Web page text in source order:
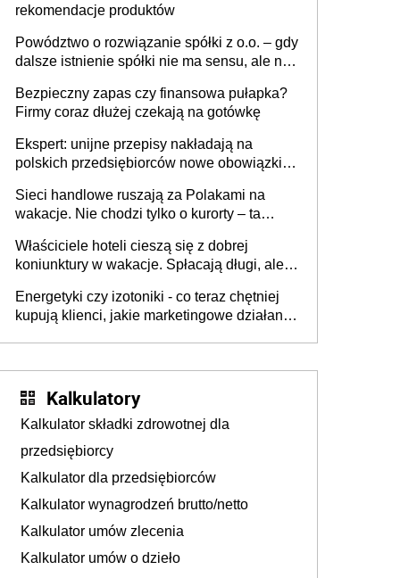
rekomendacje produktów
Powództwo o rozwiązanie spółki z o.o. – gdy
dalsze istnienie spółki nie ma sensu, ale nie
Bezpieczny zapas czy finansowa pułapka?
Firmy coraz dłużej czekają na gotówkę
Ekspert: unijne przepisy nakładają na
polskich przedsiębiorców nowe obowiązki w
Sieci handlowe ruszają za Polakami na
wakacje. Nie chodzi tylko o kurorty – ta
tam, gdzie wielu spędzi urlop po cichu
Właściciele hoteli cieszą się z dobrej
koniunktury w wakacje. Spłacają długi, ale
Energetyki czy izotoniki - co teraz chętniej
kupują klienci, jakie marketingowe działania
Kalkulatory
Kalkulator składki zdrowotnej dla
przedsiębiorcy
Kalkulator dla przedsiębiorców
Kalkulator wynagrodzeń brutto/netto
Kalkulator umów zlecenia
Kalkulator umów o dzieło